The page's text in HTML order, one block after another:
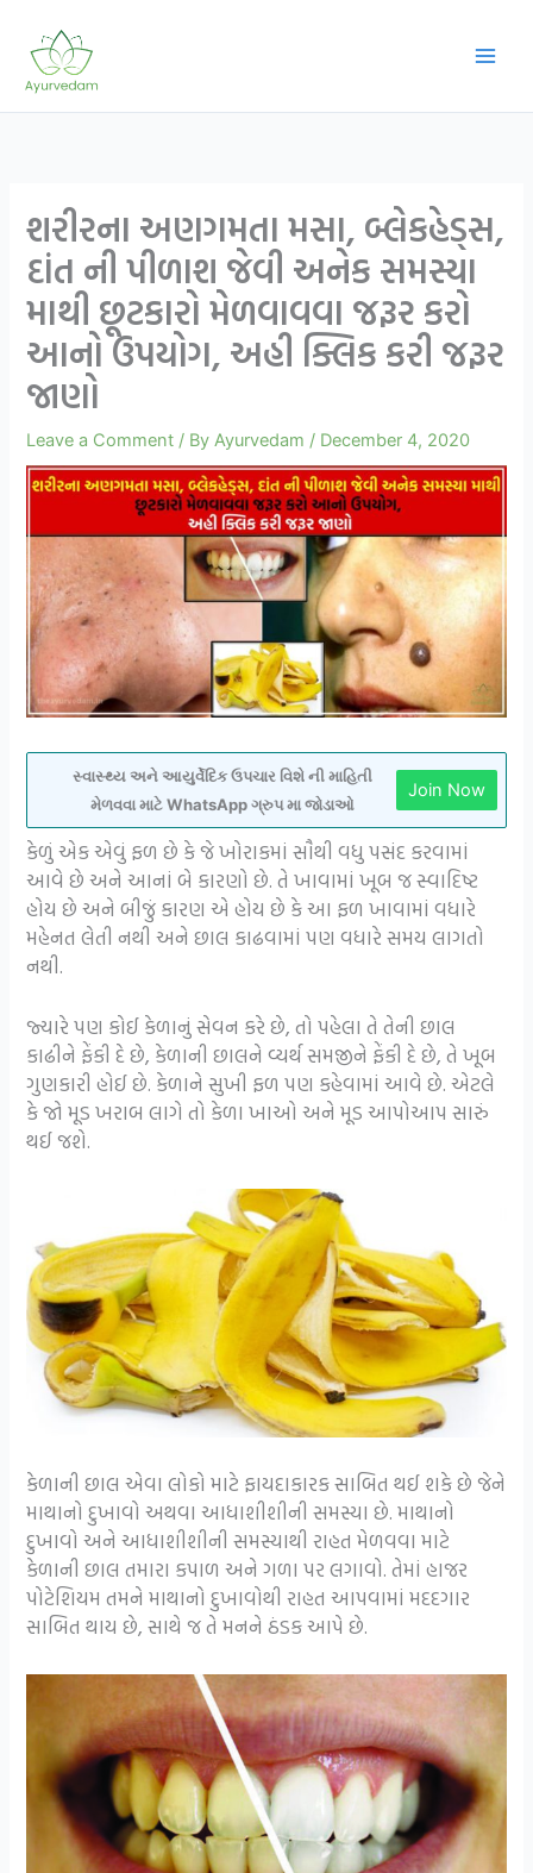
content
શરીરના અણગમતા મસા, બ્લેકહેડ્સ,
દાંત ની પીળાશ જેવી અનેક સમસ્યા
માથી છૂટકારો મેળવાવવા જરૂર કરો
આનો ઉપયોગ, અહી ક્લિક કરી જરૂર
જાણો
Leave a Comment / ByAyurvedam / December 4, 2020
સ્વાસ્થ્ય અને આયુર્વેદિક ઉપચાર વિશે ની માહિતી
મેળવવા માટે WhatsApp ગ્રુપ મા જોડાઓ
Join Now
કેળું એક એવું ફળ છે કે જે ખોરાકમાં સૌથી વધુ પસંદ કરવામાં
આવે છે અને આનાં બે કારણો છે. તે ખાવામાં ખૂબ જ સ્વાદિષ્ટ
હોય છે અને બીજું કારણ એ હોય છે કે આ ફળ ખાવામાં વધારે
મહેનત લેતી નથી અને છાલ કાઢવામાં પણ વધારે સમય લાગતો
નથી.
જ્યારે પણ કોઈ કેળાનું સેવન કરે છે, તો પહેલા તે તેની છાલ
કાઢીને ફેંકી દે છે, કેળાની છાલને વ્યર્થ સમજીને ફેંકી દે છે, તે ખૂબ
ગુણકારી હોઈ છે. કેળાને સુખી ફળ પણ કહેવામાં આવે છે. એટલે
કે જો મૂડ ખરાબ લાગે તો કેળા ખાઓ અને મૂડ આપોઆપ સારું
થઈ જશે.
કેળાની છાલ એવા લોકો માટે ફાયદાકારક સાબિત થઈ શકે છે જેને
માથાનો દુખાવો અથવા આધાશીશીની સમસ્યા છે. માથાનો
દુખાવો અને આધાશીશીની સમસ્યાથી રાહત મેળવવા માટે
કેળાની છાલ તમારા કપાળ અને ગળા પર લગાવો. તેમાં હાજર
પોટેશિયમ તમને માથાનો દુખાવોથી રાહત આપવામાં મદદગાર
સાબિત થાય છે, સાથે જ તે મનને ઠંડક આપે છે.